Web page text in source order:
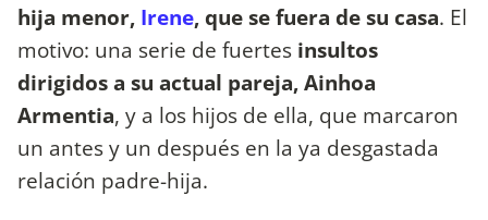
hija menor, Irene, que se fuera de su casa. El
motivo: una serie de fuertes insultos
dirigidos a su actual pareja, Ainhoa
Armentia, y a los hijos de ella, que marcaron
un antes y un después en la ya desgastada
relación padre-hija.